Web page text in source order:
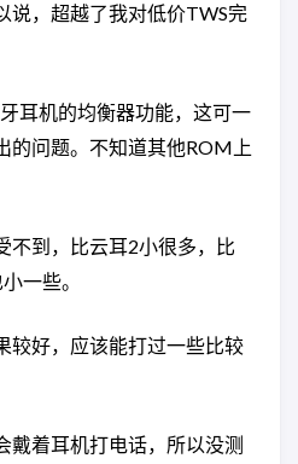
说，超越了我对低价TWS完
耳机的均衡器功能，这可一
的问题。不知道其他ROM上
不到，比云耳2小很多，比
一些。
较好，应该能打过一些比较
戴着耳机打电话，所以没测